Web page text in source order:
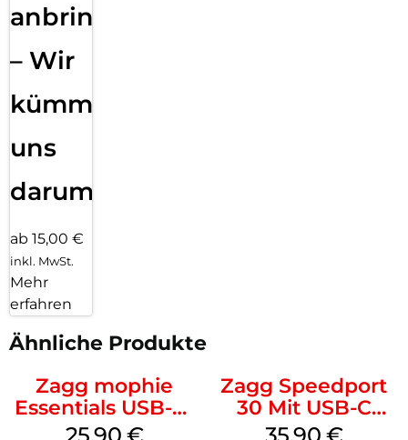
anbringen
– Wir
kümmern
uns
darum!
ab 15,00 €
inkl. MwSt.
Mehr
erfahren
Ähnliche Produkte
Zagg mophie
Essentials USB-C-
20W Charger PD
Zagg Speedport
30 Mit USB-C
Kabel Weiß